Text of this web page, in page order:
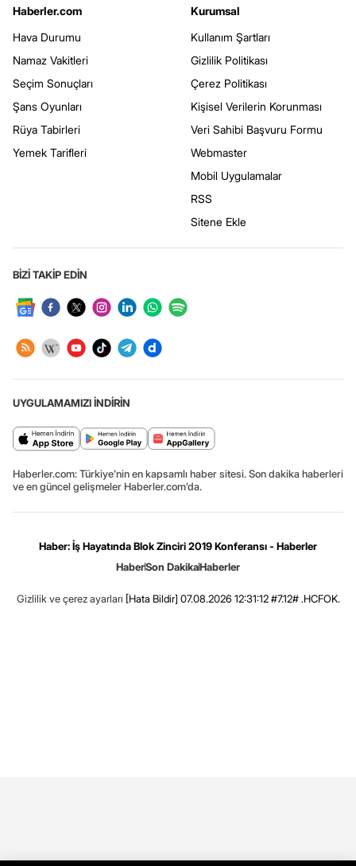
Haberler.com
Hava Durumu
Namaz Vakitleri
Seçim Sonuçları
Şans Oyunları
Rüya Tabirleri
Yemek Tarifleri
Kurumsal
Kullanım Şartları
Gizlilik Politikası
Çerez Politikası
Kişisel Verilerin Korunması
Veri Sahibi Başvuru Formu
Webmaster
Mobil Uygulamalar
RSS
Sitene Ekle
BİZİ TAKİP EDİN
UYGULAMAMIZI İNDİRİN
Haberler.com: Türkiye’nin en kapsamlı haber sitesi. Son dakika haberleri
ve en güncel gelişmeler Haberler.com’da.
Haber: İş Hayatında Blok Zinciri 2019 Konferansı - Haberler
HaberSon DakikaHaberler
Gizlilik ve çerez ayarları [Hata Bildir] 07.08.2026 12:31:12 #7.12# .HCFOK.